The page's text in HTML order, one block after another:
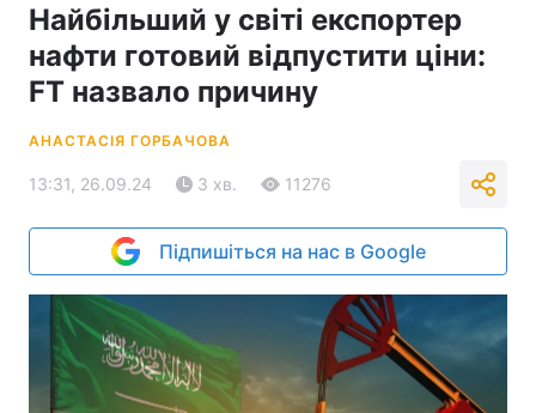
Найбільший у світі експортер
нафти готовий відпустити ціни:
FT назвало причину
АНАСТАСІЯ ГОРБАЧОВА
13:31, 26.09.24 3 хв. 11276
Підпишіться на нас в Google